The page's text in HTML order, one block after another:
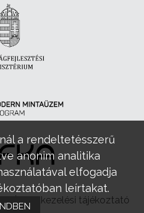
|Adatkezelési tájékoztató
a rendeltetésszerű
anonim analitika
elfogadja
leírtakat.